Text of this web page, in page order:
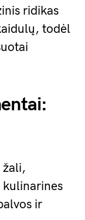
ridikas
todėl
žali,
kulinarines
ir